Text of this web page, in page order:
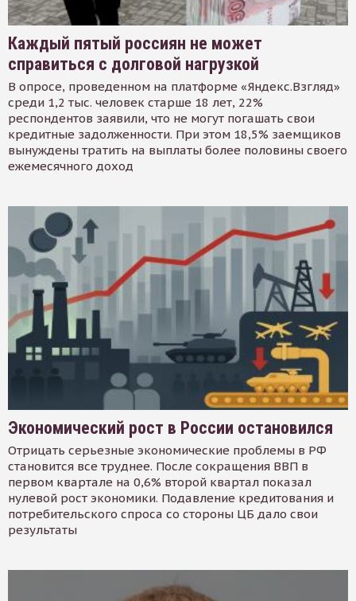
Каждый пятый россиян не может
справиться с долговой нагрузкой
В опросе, проведенном на платформе «Яндекс.Взгляд»
среди 1,2 тыс. человек старше 18 лет, 22%
респондентов заявили, что не могут погашать свои
кредитные задолженности. При этом 18,5% заемщиков
вынуждены тратить на выплаты более половины своего
ежемесячного доход
Экономический рост в России остановился
Отрицать серьезные экономические проблемы в РФ
становится все труднее. После сокращения ВВП в
первом квартале на 0,6% второй квартал показал
нулевой рост экономики. Подавление кредитования и
потребительского спроса со стороны ЦБ дало свои
результаты